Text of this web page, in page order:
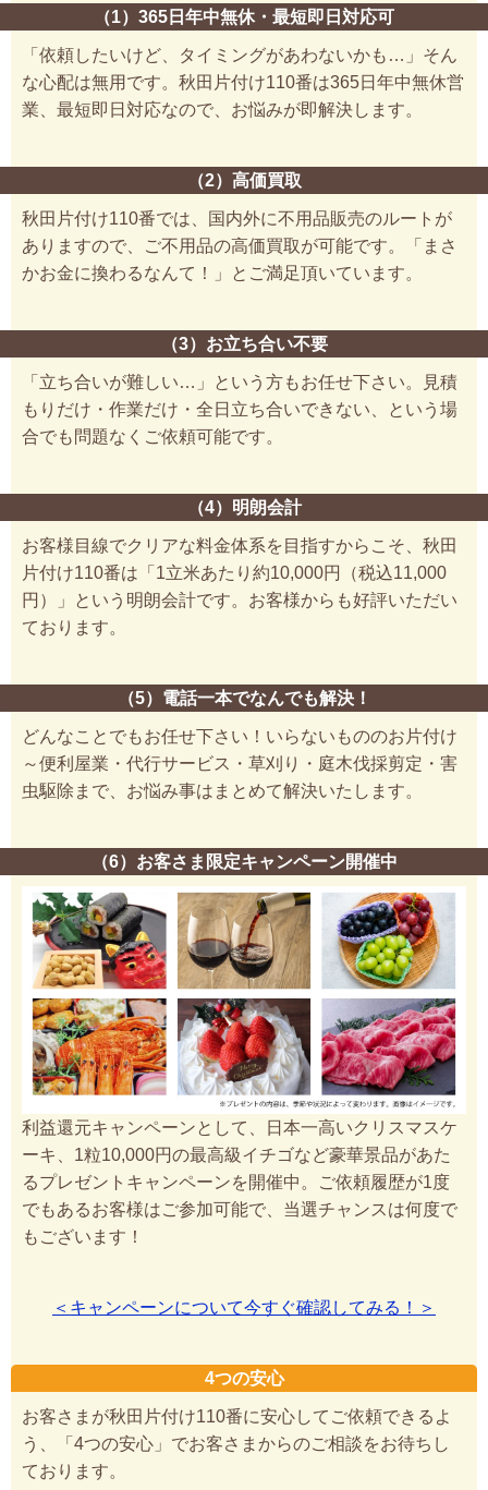
（1）365日年中無休・最短即日対応可
「依頼したいけど、タイミングがあわないかも…」そん
な心配は無用です。秋田片付け110番は365日年中無休営
業、最短即日対応なので、お悩みが即解決します。
（2）高価買取
秋田片付け110番では、国内外に不用品販売のルートが
ありますので、ご不用品の高価買取が可能です。「まさ
かお金に換わるなんて！」とご満足頂いています。
（3）お立ち合い不要
「立ち合いが難しい…」という方もお任せ下さい。見積
もりだけ・作業だけ・全日立ち合いできない、という場
合でも問題なくご依頼可能です。
（4）明朗会計
お客様目線でクリアな料金体系を目指すからこそ、秋田
片付け110番は「1立米あたり約10,000円（税込11,000
円）」という明朗会計です。お客様からも好評いただい
ております。
（5）電話一本でなんでも解決！
どんなことでもお任せ下さい！いらないもののお片付け
～便利屋業・代行サービス・草刈り・庭木伐採剪定・害
虫駆除まで、お悩み事はまとめて解決いたします。
（6）お客さま限定キャンペーン開催中
利益還元キャンペーンとして、日本一高いクリスマスケ
ーキ、1粒10,000円の最高級イチゴなど豪華景品があた
るプレゼントキャンペーンを開催中。ご依頼履歴が1度
でもあるお客様はご参加可能で、当選チャンスは何度で
もございます！
＜キャンペーンについて今すぐ確認してみる！＞
4つの安心
お客さまが秋田片付け110番に安心してご依頼できるよ
う、「4つの安心」でお客さまからのご相談をお待ちし
ております。